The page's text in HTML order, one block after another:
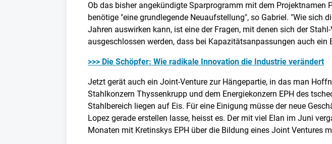
Ob das bisher angekündigte Sparprogramm mit dem
benötige "eine grundlegende Neuaufstellung", so Gabriel. "Wie
Jahren auswirken kann, ist eine der Fragen, mit denen sich der
ausgeschlossen werden, dass bei Kapazitätsanpassungen auch
>>> Die Schöpfer: Wie radikale Innovation die Industrie verändert
Jetzt gerät auch ein Joint-Venture zur Hängepartie, in das man
Stahlkonzern Thyssenkrupp und dem Energiekonzern EPH des
Stahlbereich liegen auf Eis. Für eine Einigung müsse der neue
Lopez gerade erstellen lasse, heisst es. Der mit viel Elan im Juni
Monaten mit Kretinskys EPH über die Bildung eines Joint Ventures